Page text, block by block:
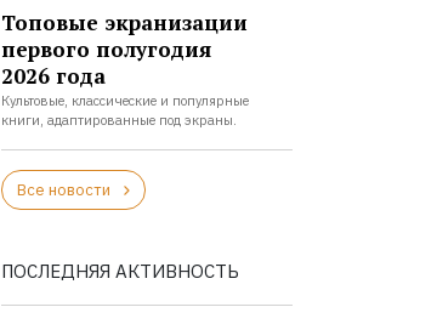
Топовые экранизации
первого полугодия
2026 года
Культовые, классические и популярные
книги, адаптированные под экраны.
Все новости
ПОСЛЕДНЯЯ АКТИВНОСТЬ